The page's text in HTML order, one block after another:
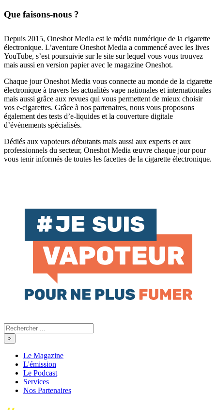
Que faisons-nous ?
Depuis 2015, Oneshot Media est le média numérique de la cigarette
électronique. L’aventure Oneshot Media a commencé avec les lives
YouTube, s’est poursuivie sur le site sur lequel vous vous trouvez
mais aussi en version papier avec le magazine Oneshot.
Chaque jour Oneshot Media vous connecte au monde de la cigarette
électronique à travers les actualités vape nationales et internationales
mais aussi grâce aux revues qui vous permettent de mieux choisir
vos e-cigarettes. Grâce à nos partenaires, nous vous proposons
également des tests d’e-liquides et la couverture digitale
d’évènements spécialisés.
Dédiés aux vapoteurs débutants mais aussi aux experts et aux
professionnels du secteur, Oneshot Media œuvre chaque jour pour
vous tenir informés de toutes les facettes de la cigarette électronique.
Le Magazine
L'émission
Le Podcast
Services
Nos Partenaires